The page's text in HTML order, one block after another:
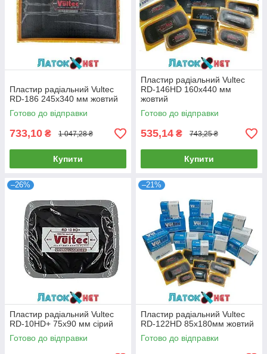
Пластир радіальний Vultec
RD-186 245х340 мм жовтий
Готово до відправки
733,10 ₴ 1 047,28 ₴
Купити
Пластир радіальний Vultec
RD-146HD 160х440 мм
жовтий
Готово до відправки
535,14 ₴ 743,25 ₴
Купити
–26%
Пластир радіальний Vultec
RD-10HD+ 75х90 мм сірий
Готово до відправки
–21%
Пластир радіальний Vultec
RD-122HD 85х180мм жовтий
Готово до відправки